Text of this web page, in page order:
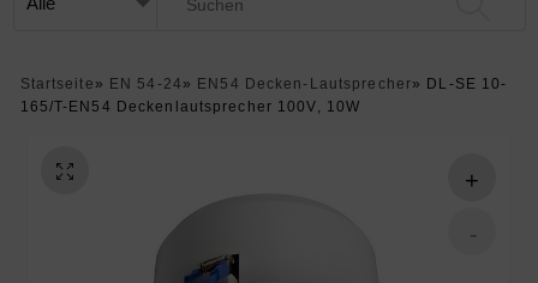
Startseite » EN 54-24 » EN54 Decken-Lautsprecher»
DL-SE 10-
165/T-EN54 Deckenlautsprecher 100V, 10W